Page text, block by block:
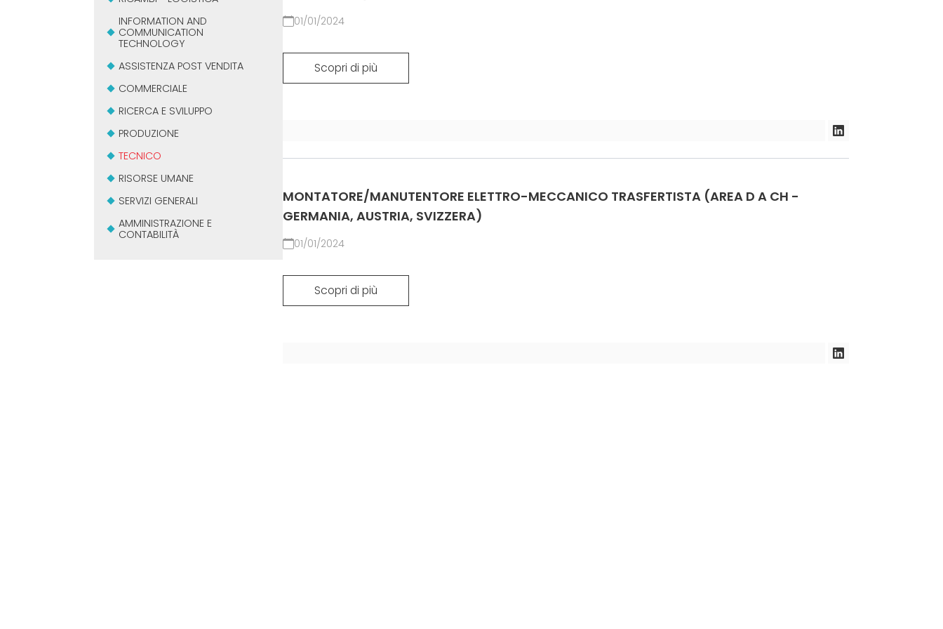
INFORMATION AND
COMMUNICATION
TECHNOLOGY
ASSISTENZA POST VENDITA
COMMERCIALE
RICERCA E SVILUPPO
PRODUZIONE
TECNICO
RISORSE UMANE
SERVIZI GENERALI
AMMINISTRAZIONE E
CONTABILITÀ
01/01/2024
Scopri di più
MONTATORE/MANUTENTORE ELETTRO-MECCANICO TRASFERTISTA (AREA D A CH -
GERMANIA, AUSTRIA, SVIZZERA)
01/01/2024
Scopri di più